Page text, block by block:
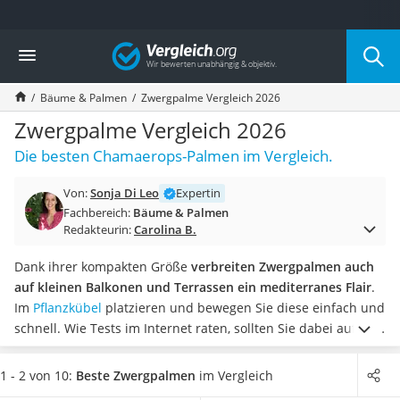
Die beliebtesten Vergleiche nach Kategorie
Baumarkt
Tresor feuerfest
Makita-Akku-Rasenmäher
Kappsäge
Smartes Türschloss
Akku-Rasentrimmer
Split-Klimaanlage 2 Innengeräte
Pelletofen
Tiefbrunnenpumpe
Fliesenschneider
Hochdruckreiniger
Doppelschleifer
Überwachungskamera
Benzinrasenmäher mit Elektrostart
Vergleich
Bäume & Palmen Zwergpalme Vergleich 2026
Zwergpalme Vergleich 2026
Die besten Chamaerops-Palmen im Vergleich.
Von:Sonja Di Leo
Expertin
Fachbereich: Bäume & Palmen
Redakteurin:Carolina B.
Dank ihrer kompakten Größe verbreiten Zwergpalmen auch
auf kleinen Balkonen und Terrassen ein mediterranes Flair.
Im Pflanzkübel platzieren und bewegen Sie diese einfach und
schnell. Wie Tests im Internet raten, sollten Sie dabei auf den
idealen Aufstellungsort achten. Wählen Sie jetzt aus unserer
Vergleichstabelle eine Zwergpalme, die winterhart ist, damit
1 - 2 von 10: Beste Zwergpalmen im Vergleich